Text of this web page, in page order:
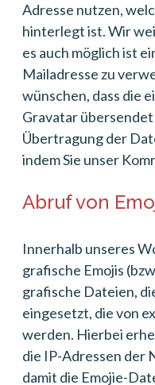
Adresse nutzen,
hinterlegt ist. Wir
es auch möglich ist
Mailadresse zu
wünschen, dass die
Gravatar
Übertragung der
indem Sie unser
Abruf von
Innerhalb unseres
grafische Emojis
grafische Dateien,
eingesetzt, die von
werden. Hierbei
die IP-Adressen der
damit die Emojie-